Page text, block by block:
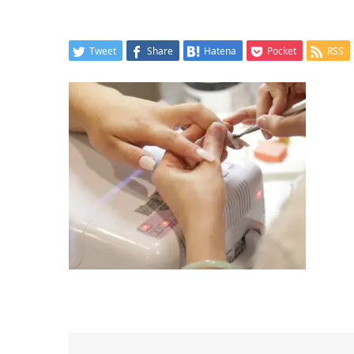
Tweet Share Hatena Pocket RSS